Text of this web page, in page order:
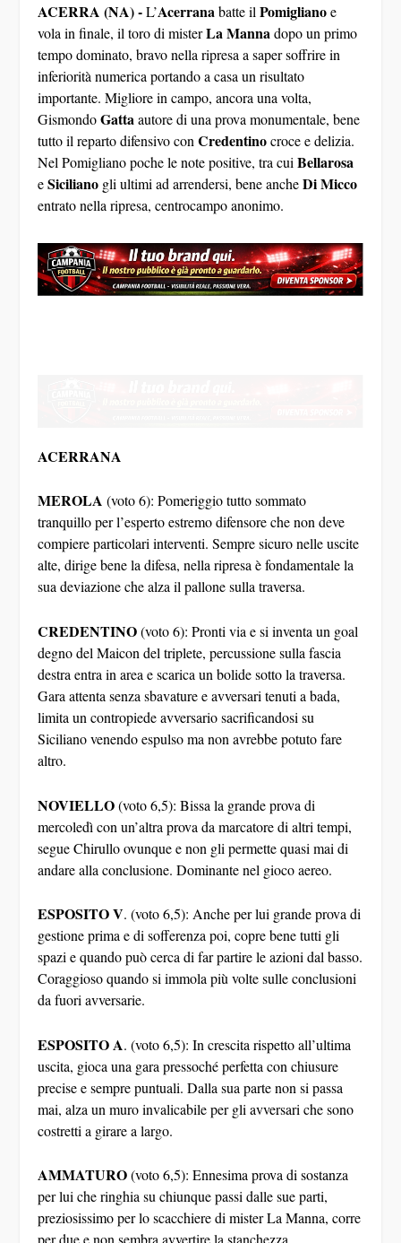
ACERRA (NA) -L’Acerranabatte ilPomiglianoe
vola in finale, il toro di misterLa Mannadopo un primo
tempo dominato, bravo nella ripresa a saper soffrire in
inferiorità numerica portando a casa un risultato
importante. Migliore in campo, ancora una volta,
GismondoGattaautore di una prova monumentale, bene
tutto il reparto difensivo conCredentinocroce e delizia.
Nel Pomigliano poche le note positive, tra cuiBellarosa
eSiciliano gli ultimi ad arrendersi, bene ancheDi Micco
entrato nella ripresa, centrocampo anonimo.
ACERRANA
MEROLA (voto 6): Pomeriggio tutto sommato
tranquillo per l’esperto estremo difensore che non deve
compiere particolari interventi. Sempre sicuro nelle uscite
alte, dirige bene la difesa, nella ripresa è fondamentale la
sua deviazione che alza il pallone sulla traversa.
CREDENTINO(voto 6): Pronti via e si inventa un goal
degno del Maicon del triplete, percussione sulla fascia
destra entra in area e scarica un bolide sotto la traversa.
Gara attenta senza sbavature e avversari tenuti a bada,
limita un contropiede avversario sacrificandosi su
Siciliano venendo espulso ma non avrebbe potuto fare
altro.
NOVIELLO(voto 6,5): Bissa la grande prova di
mercoledì con un’altra prova da marcatore di altri tempi,
segue Chirullo ovunque e non gli permette quasi mai di
andare alla conclusione. Dominante nel gioco aereo.
ESPOSITO V. (voto 6,5): Anche per lui grande prova di
gestione prima e di sofferenza poi, copre bene tutti gli
spazi e quando può cerca di far partire le azioni dal basso.
Coraggioso quando si immola più volte sulle conclusioni
da fuori avversarie.
ESPOSITO A. (voto 6,5): In crescita rispetto all’ultima
uscita, gioca una gara pressoché perfetta con chiusure
precise e sempre puntuali. Dalla sua parte non si passa
mai, alza un muro invalicabile per gli avversari che sono
costretti a girare a largo.
AMMATURO(voto 6,5): Ennesima prova di sostanza
per lui che ringhia su chiunque passi dalle sue parti,
preziosissimo per lo scacchiere di mister La Manna, corre
per due e non sembra avvertire la stanchezza.